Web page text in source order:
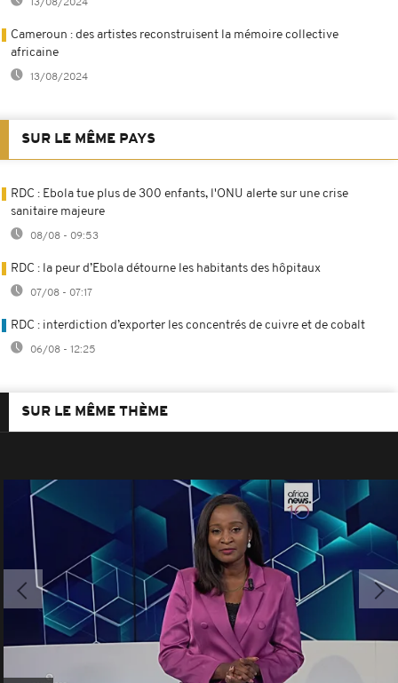
13/08/2024
Cameroun : des artistes reconstruisent la mémoire collective
africaine
13/08/2024
SUR LE MÊME PAYS
RDC : Ebola tue plus de 300 enfants, l'ONU alerte sur une crise
sanitaire majeure
08/08 - 09:53
RDC : la peur d’Ebola détourne les habitants des hôpitaux
07/08 - 07:17
RDC : interdiction d’exporter les concentrés de cuivre et de cobalt
06/08 - 12:25
SUR LE MÊME THÈME